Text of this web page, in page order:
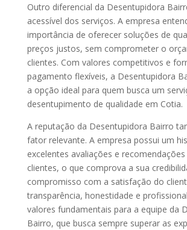
Outro diferencial da Desentupidora
acessível dos serviços. A empresa
importância de oferecer soluções de
preços justos, sem comprometer o
clientes. Com valores competitivos e
pagamento flexíveis, a Desentupidora
a opção ideal para quem busca um
desentupimento de qualidade em Cotia.
A reputação da Desentupidora Bairro
fator relevante. A empresa possui um
excelentes avaliações e
clientes, o que comprova a sua
compromisso com a satisfação do
transparência, honestidade e
valores fundamentais para a equipe da
Bairro, que busca sempre superar as